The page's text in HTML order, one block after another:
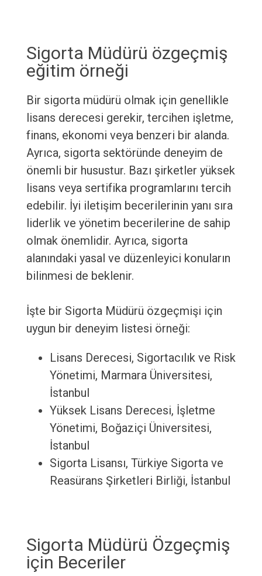
Sigorta Müdürü özgeçmiş
eğitim örneği
Bir sigorta müdürü olmak için genellikle
lisans derecesi gerekir, tercihen işletme,
finans, ekonomi veya benzeri bir alanda.
Ayrıca, sigorta sektöründe deneyim de
önemli bir husustur. Bazı şirketler yüksek
lisans veya sertifika programlarını tercih
edebilir. İyi iletişim becerilerinin yanı sıra
liderlik ve yönetim becerilerine de sahip
olmak önemlidir. Ayrıca, sigorta
alanındaki yasal ve düzenleyici konuların
bilinmesi de beklenir.
İşte bir Sigorta Müdürü özgeçmişi için
uygun bir deneyim listesi örneği:
Lisans Derecesi, Sigortacılık ve Risk
Yönetimi, Marmara Üniversitesi,
İstanbul
Yüksek Lisans Derecesi, İşletme
Yönetimi, Boğaziçi Üniversitesi,
İstanbul
Sigorta Lisansı, Türkiye Sigorta ve
Reasürans Şirketleri Birliği, İstanbul
Sigorta Müdürü Özgeçmiş
için Beceriler